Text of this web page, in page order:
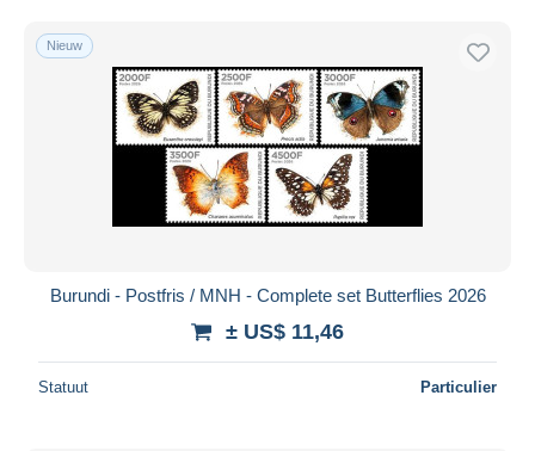
Nieuw
Burundi - Postfris / MNH - Complete set Butterflies 2026
± US$ 11,46
Statuut Particulier